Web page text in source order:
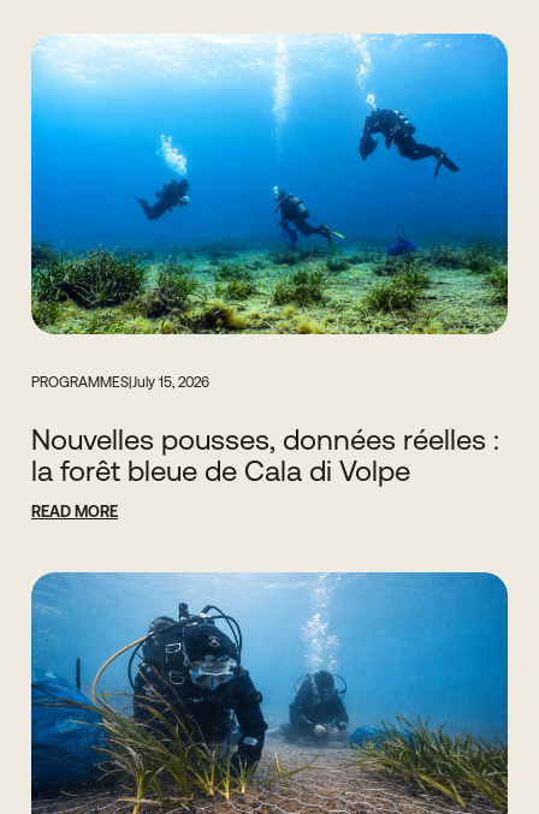
PROGRAMMES July 15, 2026
Nouvelles pousses, données réelles :
la forêt bleue de Cala di Volpe
READ MORE